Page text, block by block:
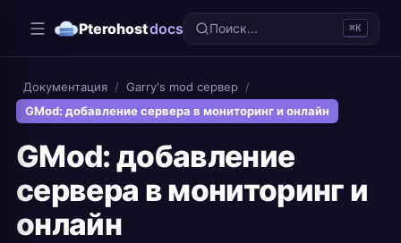
Pterohostdocs Поиск... ⌘K
Документация / Garry's mod сервер /
GMod: добавление сервера в мониторинг и онлайн
GMod: добавление
сервера в мониторинг и
онлайн